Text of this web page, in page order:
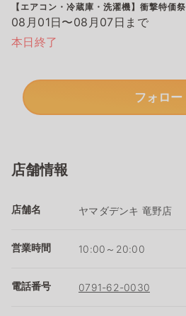
【エアコン・冷蔵庫・洗濯機】衝撃特価祭
08月01日〜08月07日まで
本日終了
フォロー
店舗情報
店舗名 ヤマダデンキ 竜野店
営業時間 10:00～20:00
電話番号 0791-62-0030